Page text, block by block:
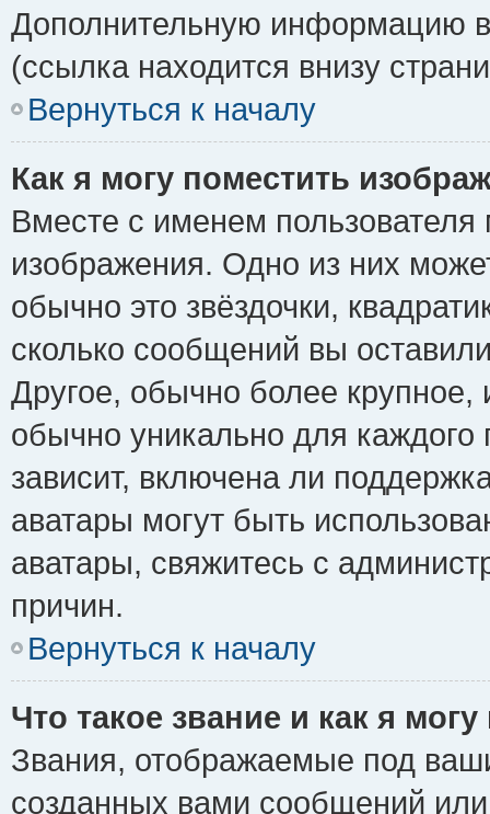
Дополнительную информацию
(ссылка находится внизу
Вернуться к началу
Как я могу поместить
Вместе с именем пользователя
изображения. Одно из них
обычно это звёздочки,
сколько сообщений вы
Другое, обычно более крупное,
обычно уникально для каждого
зависит, включена ли
аватары могут быть
аватары, свяжитесь с
причин.
Вернуться к началу
Что такое звание и как я
Звания, отображаемые под
созданных вами сообщений